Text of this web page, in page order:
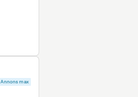
Annons max